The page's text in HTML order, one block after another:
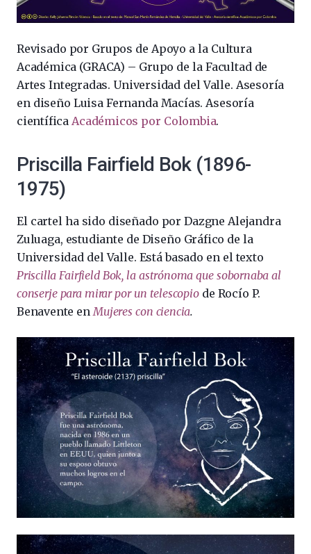
Revisado por Grupos de Apoyo a la Cultura
Académica (GRACA) – Grupo de la Facultad de
Artes Integradas. Universidad del Valle. Asesoría
en diseño Luisa Fernanda Macías. Asesoría
científicaAcadémicos por Colombia.
Priscilla Fairfield Bok (1896-
1975)
El cartel ha sido diseñado por Dazgne Alejandra
Zuluaga, estudiante de Diseño Gráfico de la
Universidad del Valle. Está basado en el texto
Priscilla Fairfield Bok, la astrónoma que sobornaba al
conserje para mirar por un telescopiode Rocío P.
Benavente enMujeres con ciencia.